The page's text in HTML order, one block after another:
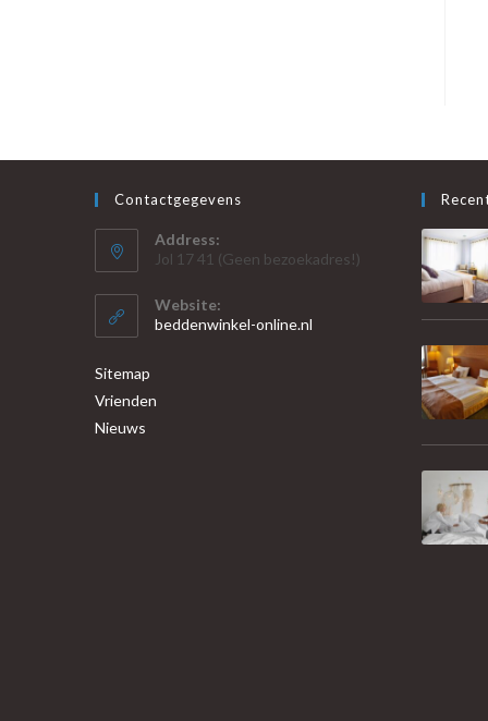
Contactgegevens
Address:
Jol 17 41 (Geen bezoekadres!)
Website:
beddenwinkel-online.nl
Sitemap
Vrienden
Nieuws